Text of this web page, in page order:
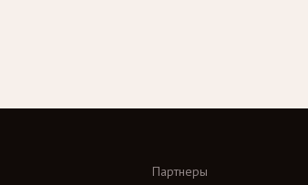
Партнеры